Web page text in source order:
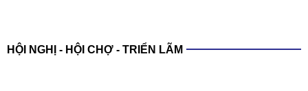
HỘI NGHỊ - HỘI CHỢ - TRIỂN LÃM